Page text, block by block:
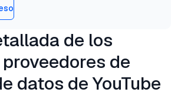
de los
de
datos de YouTube